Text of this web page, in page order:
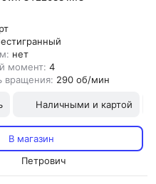
нет
момент: 4
вращения: 290 об/мин
Наличными и картой
В магазин
Петрович